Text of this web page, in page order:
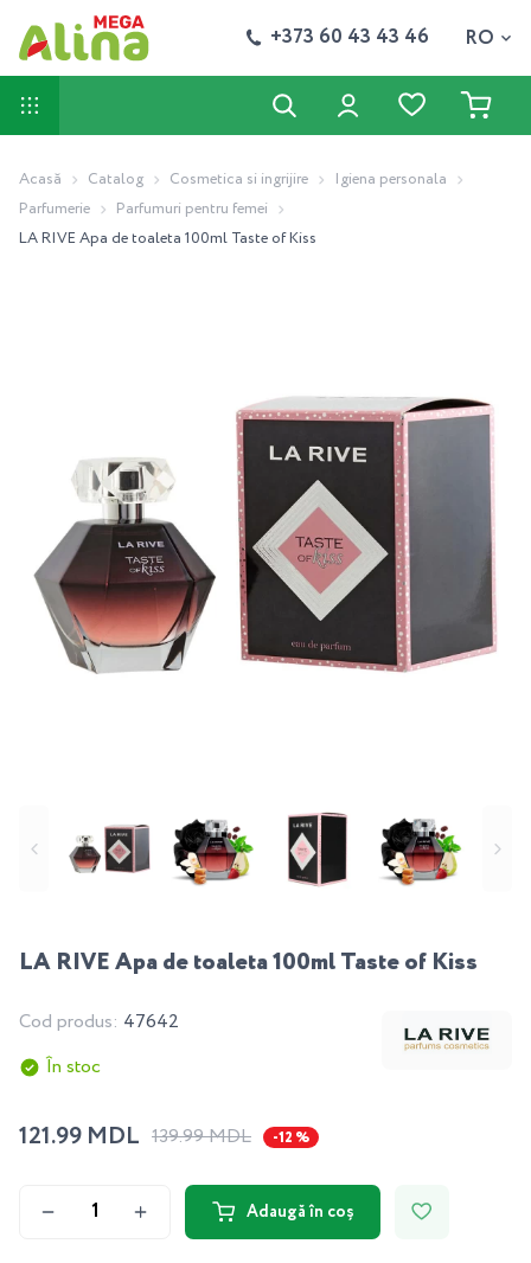
+373 60 43 43 46 RO
Acasă Catalog Cosmetica si ingrijire
Igiena personala
Parfumerie
Parfumuri pentru femei
LA RIVE Apa de toaleta 100ml Taste of Kiss
LA RIVE Apa de toaleta 100ml Taste of Kiss
Cod produs: 47642
În stoc
121.99 MDL 139.99 MDL -12 %
Adaugă în coș